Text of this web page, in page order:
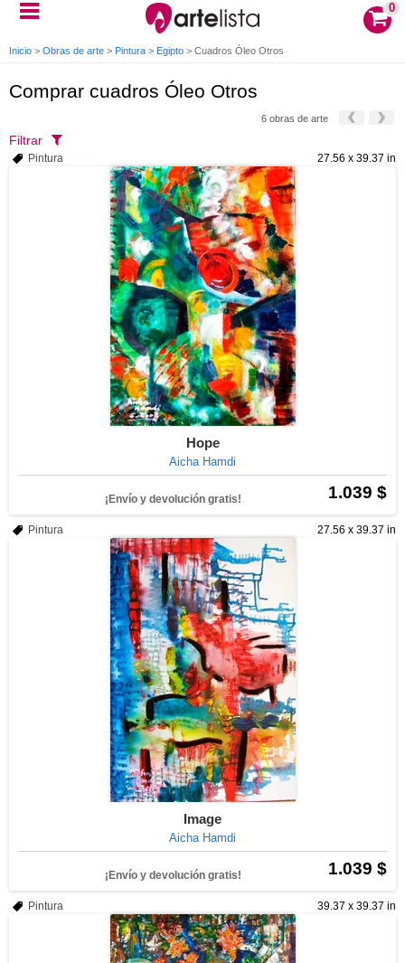
0
Inicio > Obras de arte > Pintura > Egipto > Cuadros Óleo Otros
Comprar cuadros Óleo Otros
6 obras de arte
Filtrar
27.56 x 39.37 in
Pintura
Hope
Aicha Hamdi
1.039 $
¡Envío y devolución gratis!
27.56 x 39.37 in
Pintura
Image
Aicha Hamdi
1.039 $
¡Envío y devolución gratis!
39.37 x 39.37 in
Pintura